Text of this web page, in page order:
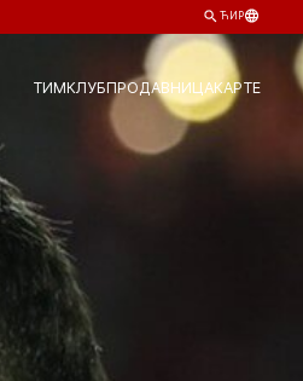
ЋИР
ТИМКЛУБПРОДАВНИЦАКАРТЕ